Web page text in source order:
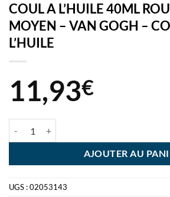
COUL A L’HUILE 40ML
MOYEN – VAN GOGH –
L’HUILE
11,93€
AJOUTER AU
UGS :02053143